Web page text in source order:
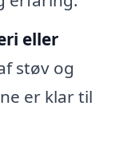
eller
støv og
er klar til